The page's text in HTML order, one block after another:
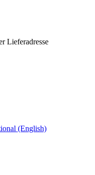
Lieferadresse
(English)